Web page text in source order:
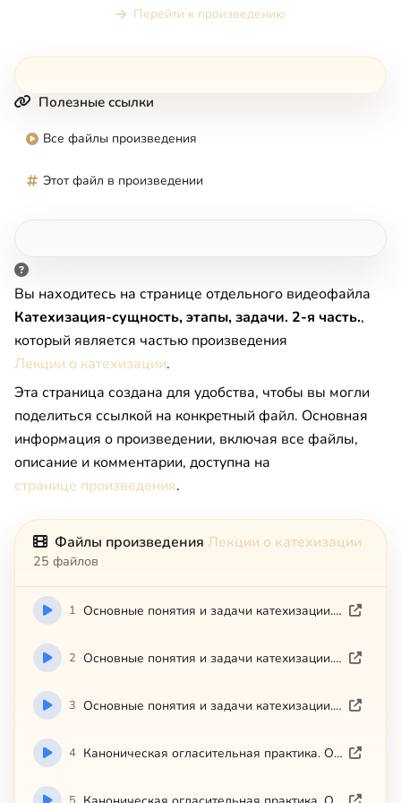
Перейти к произведению
Полезные ссылки
Все файлы произведения
Этот файл в произведении
Вы находитесь на странице отдельного видеофайла
Катехизация-сущность, этапы, задачи. 2-я часть.,
который является частью произведения
Лекции о катехизации.
Эта страница создана для удобства, чтобы вы могли
поделиться ссылкой на конкретный файл. Основная
информация о произведении, включая все файлы,
описание и комментарии, доступна на
странице произведения.
Файлы произведения Лекции о катехизации
25 файлов
1 Основные понятия и задачи катехизации. Ч. 1
2 Основные понятия и задачи катехизации. Ч. 2
3 Основные понятия и задачи катехизации. ч. 3
4 Каноническая огласительная практика. О. Александр Сандырев. Ч. 1